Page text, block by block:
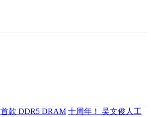
款 DDR5 DRAM 十周年！ 吴文俊人工